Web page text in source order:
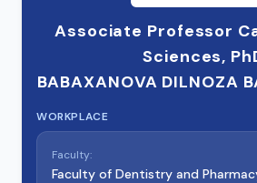
Associate Professor
Sciences,
BABAXANOVA DILNOZA
WORKPLACE
Faculty:
Faculty of Dentistry and